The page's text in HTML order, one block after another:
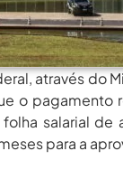
através do
o pagamento
salarial
para a